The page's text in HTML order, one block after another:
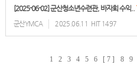
[2025-06-02] 군산청소년수련관, 바자회 수익..
군산YMCA 2025.06.11 HIT 1497
1 2 3 4 5 6 [ 7 ] 8 9